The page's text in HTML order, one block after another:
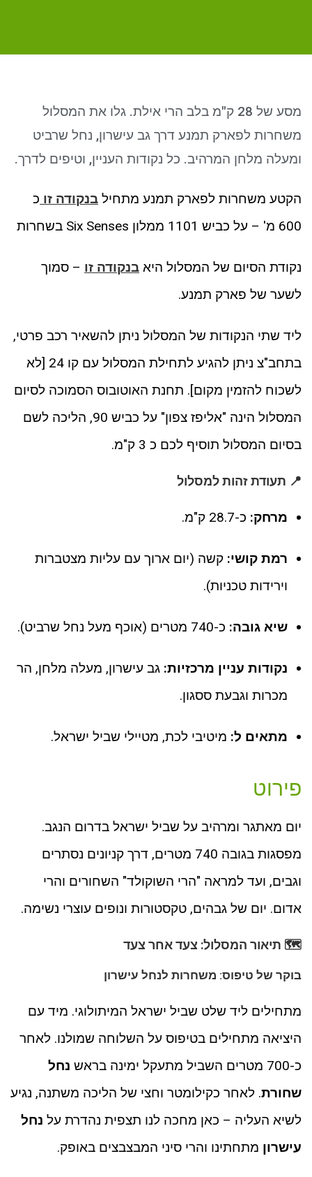
לאפס את כל האפשרויות
מסע של 28 ק"מ בלב הרי אילת. גלו את המסלול
משחרות לפארק תמנע דרך גב עישרון, נחל שרביט
ומעלה מלחן המרהיב. כל נקודות העניין, וטיפים לדרך.
הקטע משחרות לפארק תמנע מתחיל בנקודה זו כ
600 מ' – על כביש 1101 ממלון Six Senses בשחרות
נקודת הסיום של המסלול היא בנקודה זו – סמוך
לשער של פארק תמנע.
ליד שתי הנקודות של המסלול ניתן להשאיר רכב פרטי,
בתחב"צ ניתן להגיע לתחילת המסלול עם קו 24 [לא
לשכוח להזמין מקום]. תחנת האוטובוס הסמוכה לסיום
המסלול הינה "אליפז צפון" על כביש 90, הליכה לשם
בסיום המסלול תוסיף לכם כ 3 ק"מ.
📍 תעודת זהות למסלול
מרחק: כ-28.7 ק"מ.
רמת קושי: קשה (יום ארוך עם עליות מצטברות
וירידות טכניות).
שיא גובה: כ-740 מטרים (אוכף מעל נחל שרביט).
נקודות עניין מרכזיות: גב עישרון, מעלה מלחן, הר
מכרות וגבעת ססגון.
מתאים ל: מיטיבי לכת, מטיילי שביל ישראל.
פירוט
יום מאתגר ומרהיב על שביל ישראל בדרום הנגב.
מפסגות בגובה 740 מטרים, דרך קניונים נסתרים
וגבים, ועד למראה "הרי השוקולד" השחורים והרי
אדום. יום של גבהים, טקסטורות ונופים עוצרי נשימה.
🗺️ תיאור המסלול: צעד אחר צעד
בוקר של טיפוס: משחרות לנחל עישרון
מתחילים ליד שלט שביל ישראל המיתולוגי. מיד עם
היציאה מתחילים בטיפוס על השלוחה שמולנו. לאחר
כ-700 מטרים השביל מתעקל ימינה בראש
נחל
שחורת. לאחר כקילומטר וחצי של הליכה משתנה, נגיע
לשיא העליה – כאן מחכה לנו תצפית נהדרת על נחל
עישרון מתחתינו והרי סיני המבצבצים באופק.